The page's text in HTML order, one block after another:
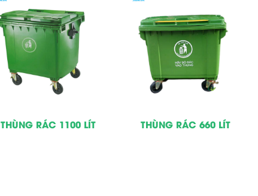
THÙNG RÁC 1100 LÍT THÙNG RÁC 660 LÍT